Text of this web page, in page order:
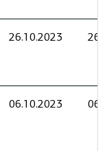
26.10.2023
06.10.2023